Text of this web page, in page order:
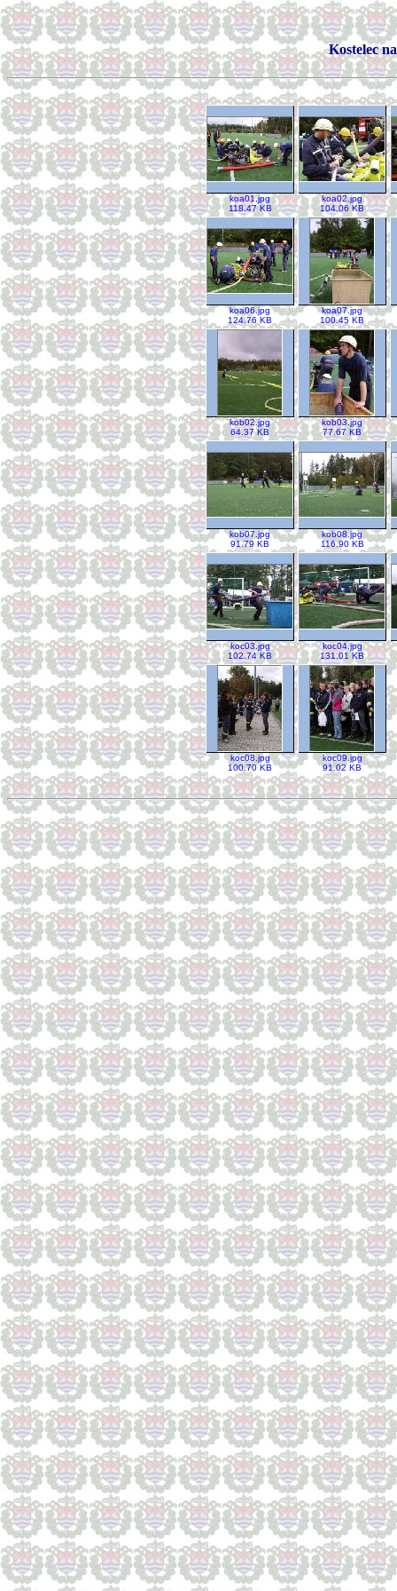
Kostelec
koa01.jpg
118.47 KB
koa02.jpg
104.06 KB
koa06.jpg
124.76 KB
koa07.jpg
100.45 KB
kob02.jpg
64.37 KB
kob03.jpg
77.67 KB
kob07.jpg
91.79 KB
kob08.jpg
116.90 KB
koc03.jpg
102.74 KB
koc04.jpg
131.01 KB
koc08.jpg
100.70 KB
koc09.jpg
91.02 KB